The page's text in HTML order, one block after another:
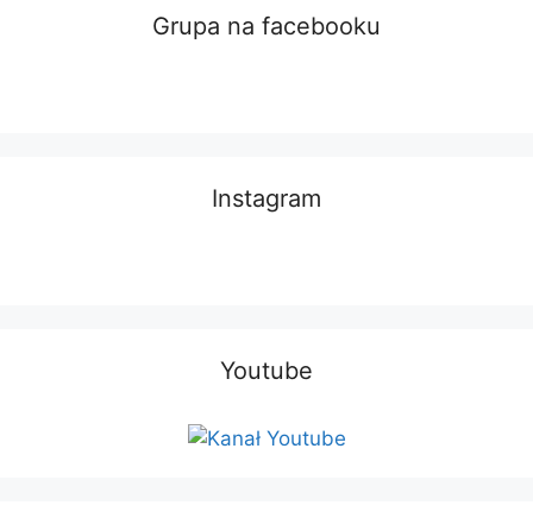
Grupa na facebooku
Instagram
Youtube